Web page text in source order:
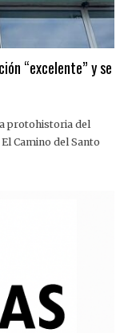
“excelente” y se
protohistoria del
Camino del Santo